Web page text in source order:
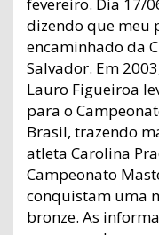
dizendo que meu
encaminhado da
Salvador. Em
Lauro Figueiroa
para o
Brasil, trazendo
atleta Carolina
Campeonato
conquistam uma
bronze. As